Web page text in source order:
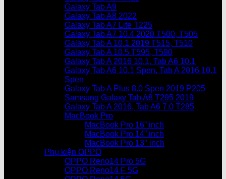
Galaxy Tab A9
Galaxy Tab A8 2022
Galaxy Tab A7 Lite T225
Galaxy Tab A7 10.4 2020 T500, T505
Galaxy Tab A 10.1 2019 T515, T510
Galaxy Tab A 10.5 T595, T590
Galaxy Tab A 2016 10.1, Tab A6 10.1
Galaxy Tab A6 10.1 Spen, Tab A 2016 10.1
Spen
Galaxy Tab A Plus 8.0 Spen 2019 P205
Samsung Galaxy Tab A8 T295 2019
Galaxy Tab A 2016, Tab A6 7.0 T285
MacBook Pro
MacBook Pro 16” inch
MacBook Pro 14” inch
MacBook Pro 13″ inch
Phụ kiện OPPO
OPPO Reno14 Pro 5G
OPPO Reno14 F 5G